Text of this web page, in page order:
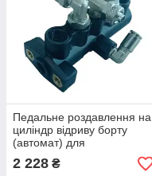
Педальне роздавлення на
циліндр відриву борту
(автомат) для
шиномонтажу нової серії
400-600
2 228 ₴